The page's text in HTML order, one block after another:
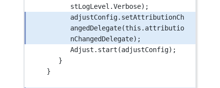
stLogLevel.Verbose);
adjustConfig. setAttributionCh
angedDelegate(this .attributio
nChangedDelegate);
Adjust. start (adjustConfig);
}
}